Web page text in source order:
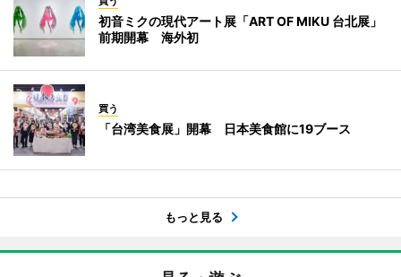
初音ミクの現代アート展「ART OF MIKU 台北展」
前期開幕 海外初
買う
「台湾美食展」開幕 日本美食館に19ブース
もっと見る